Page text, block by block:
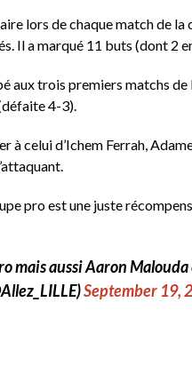
lors de chaque match de
Il a marqué 11 buts (dont 2
aux trois premiers matchs
4-3).
à celui d’Ichem Ferrah,
pro est une juste
mais aussi Aaron
September 19,